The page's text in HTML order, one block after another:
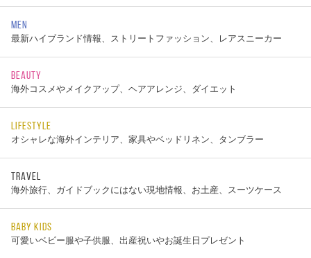
MEN
最新ハイブランド情報、ストリートファッション、レアスニーカー
BEAUTY
海外コスメやメイクアップ、ヘアアレンジ、ダイエット
LIFESTYLE
オシャレな海外インテリア、家具やベッドリネン、タンブラー
TRAVEL
海外旅行、ガイドブックにはない現地情報、お土産、スーツケース
BABY KIDS
可愛いベビー服や子供服、出産祝いやお誕生日プレゼント